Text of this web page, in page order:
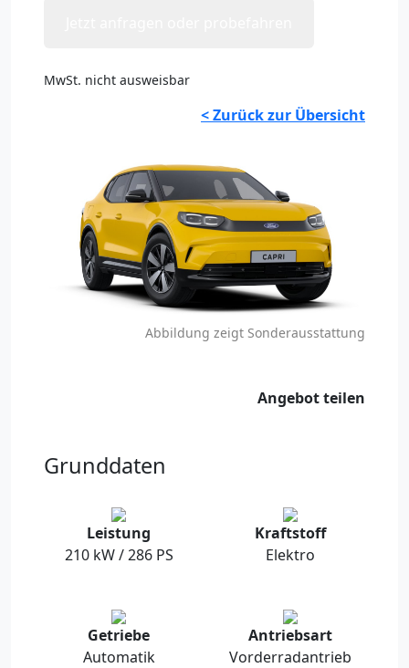
MwSt. nicht ausweisbar
< Zurück zur Übersicht
Abbildung zeigt Sonderausstattung
Angebot teilen
Grunddaten
Leistung
210 kW / 286 PS
Kraftstoff
Elektro
Getriebe
Automatik
Antriebsart
Vorderradantrieb